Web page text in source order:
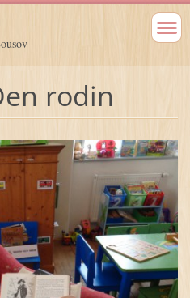
rodin